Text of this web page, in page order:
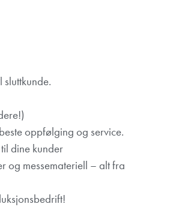
oppfølging og service.
dine kunder
og messemateriell – alt fra